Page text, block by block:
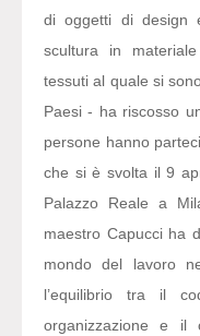
di oggetti di design
scultura in
tessuti al quale si
Paesi - ha riscosso
persone hanno
che si è svolta il 9
Palazzo Reale a
maestro Capucci ha
mondo del lavoro
l’equilibrio tra il
organizzazione e il